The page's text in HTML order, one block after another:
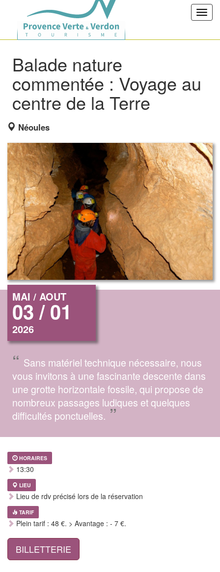
Balade nature
commentée : Voyage au
centre de la Terre
Néoules
MAI / AOUT
03 / 01
2026
“ Sans matériel technique nécessaire, nous
vous invitons à une fascinante descente dans
une grotte horizontale fossile, qui propose de
nombreux passages ludiques et quelques
difficultés ponctuelles. ”
HORAIRES
13:30
LIEU
Lieu de rdv précisé lors de la réservation
TARIF
Plein tarif : 48 €. > Avantage : - 7 €.
BILLETTERIE